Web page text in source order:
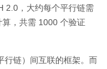
2.0，大约每个平行链需
，共需 1000 个验证
行链）间互联的框架。而